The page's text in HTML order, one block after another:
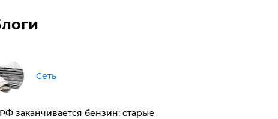
Сеть
заканчивается бензин: старые